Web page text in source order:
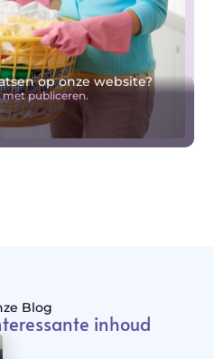
op onze website?
publiceren.
Blog
inhoud